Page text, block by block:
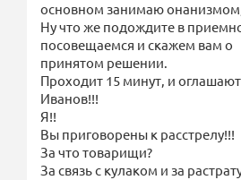
основном занимаю
Ну что же подождите в
посовещаемся и скажем вам о
принятом решении.
Проходит 15 минут, и
Иванов!!!
Я!!
Вы приговорены к расстрелу!!!
За что товарищи?
За связь с кулаком и за